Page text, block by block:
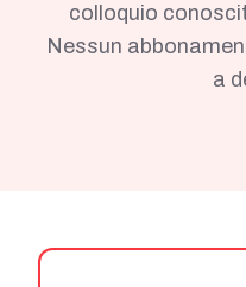
colloquio
Nessun
a